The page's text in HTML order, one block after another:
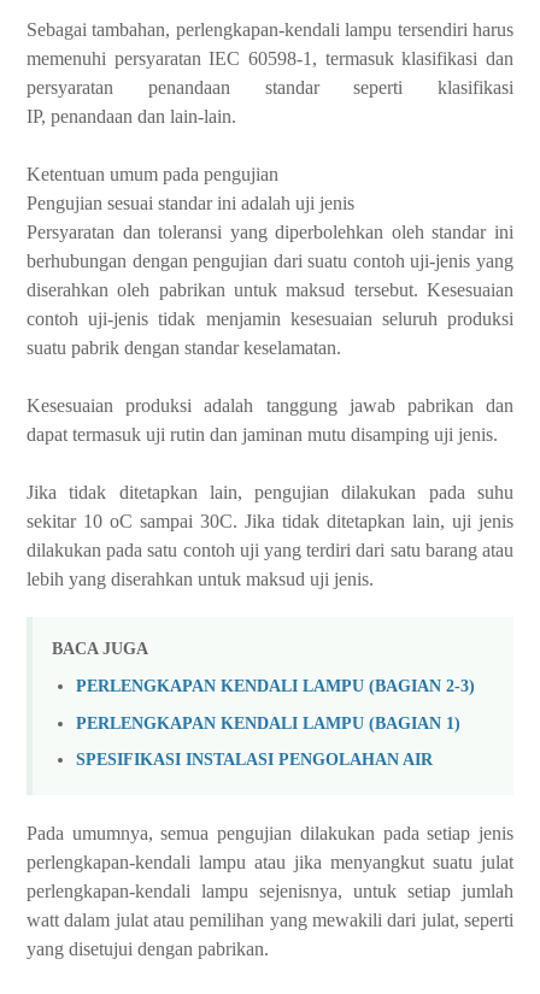
Sebagai tambahan, perlengkapan-kendali lampu tersendiri harus
memenuhi persyaratan IEC 60598-1, termasuk klasifikasi dan
persyaratan penandaan standar seperti klasifikasi
IP, penandaan dan lain-lain.
Ketentuan umum pada pengujian
Pengujian sesuai standar ini adalah uji jenis
Persyaratan dan toleransi yang diperbolehkan oleh standar ini
berhubungan dengan pengujian dari suatu contoh uji-jenis yang
diserahkan oleh pabrikan untuk maksud tersebut. Kesesuaian
contoh uji-jenis tidak menjamin kesesuaian seluruh produksi
suatu pabrik dengan standar keselamatan.
Kesesuaian produksi adalah tanggung jawab pabrikan dan
dapat termasuk uji rutin dan jaminan mutu disamping uji jenis.
Jika tidak ditetapkan lain, pengujian dilakukan pada suhu
sekitar 10 oC sampai 30C. Jika tidak ditetapkan lain, uji jenis
dilakukan pada satu contoh uji yang terdiri dari satu barang atau
lebih yang diserahkan untuk maksud uji jenis.
BACA JUGA
PERLENGKAPAN KENDALI LAMPU (BAGIAN 2-3)
PERLENGKAPAN KENDALI LAMPU (BAGIAN 1)
SPESIFIKASI INSTALASI PENGOLAHAN AIR
Pada umumnya, semua pengujian dilakukan pada setiap jenis
perlengkapan-kendali lampu atau jika menyangkut suatu julat
perlengkapan-kendali lampu sejenisnya, untuk setiap jumlah
watt dalam julat atau pemilihan yang mewakili dari julat, seperti
yang disetujui dengan pabrikan.